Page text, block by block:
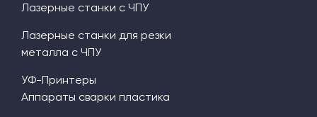
Лазерные станки с ЧПУ
Лазерные станки для резки
металла с ЧПУ
УФ-Принтеры
Аппараты сварки пластика